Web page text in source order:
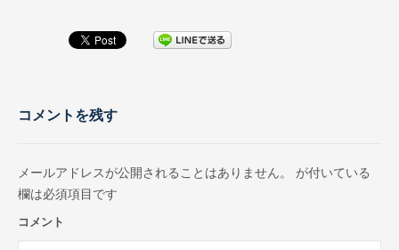
コメントを残す
メールアドレスが公開されることはありません。
が付いている
欄は必須項目です
コメント